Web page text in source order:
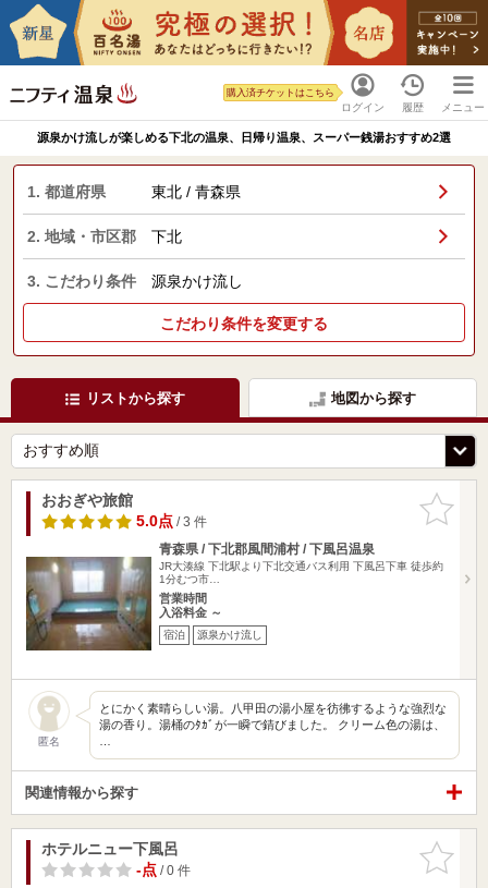
ログイン
購入済チケットはこちら
履歴 メニュー
源泉かけ流しが楽しめる下北の温泉、日帰り温泉、スーパー銭湯おすすめ2選
1. 都道府県 東北 / 青森県
2. 地域・市区郡 下北
3. こだわり条件 源泉かけ流し
こだわり条件を変更する
リストから探す 地図から探す
お気に入
りに追加
おおぎや旅館
5.0点/ 3 件
青森県 / 下北郡風間浦村 / 下風呂温泉
JR大湊線 下北駅より下北交通バス利用 下風呂下車 徒歩約
1分むつ市…
営業時間
入浴料金 ～
宿泊 源泉かけ流し
匿名
とにかく素晴らしい湯。八甲田の湯小屋を彷彿するような強烈な
湯の香り。湯桶のﾀｶﾞが一瞬で錆びました。 クリーム色の湯は、
関連情報から探す
お気に入
りに追加
ホテルニュー下風呂
-点/ 0 件